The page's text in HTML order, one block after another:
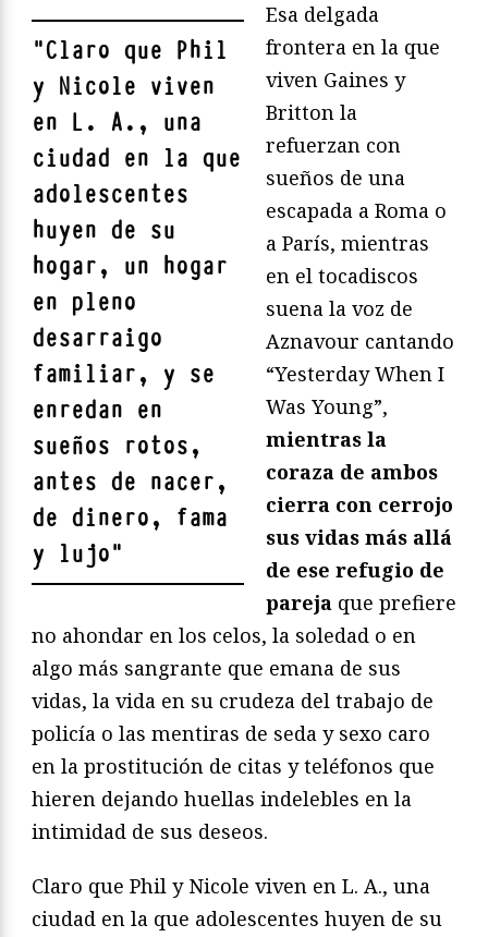
"Claro que Phil
y Nicole viven
en L. A., una
ciudad en la que
adolescentes
huyen de su
hogar, un hogar
en pleno
desarraigo
familiar, y se
enredan en
sueños rotos,
antes de nacer,
de dinero, fama
y lujo"
Esa delgada
frontera en la que
viven Gaines y
Britton la
refuerzan con
sueños de una
escapada a Roma o
a París, mientras
en el tocadiscos
suena la voz de
Aznavour cantando
“Yesterday When I
Was Young”,
mientras la
coraza de ambos
cierra con cerrojo
sus vidas más allá
de ese refugio de
pareja que prefiere
no ahondar en los celos, la soledad o en
algo más sangrante que emana de sus
vidas, la vida en su crudeza del trabajo de
policía o las mentiras de seda y sexo caro
en la prostitución de citas y teléfonos que
hieren dejando huellas indelebles en la
intimidad de sus deseos.
Claro que Phil y Nicole viven en L. A., una
ciudad en la que adolescentes huyen de su